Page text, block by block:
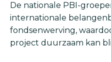
De nationale PBI-
internationale
fondsenwerving,
project duurzaam kan